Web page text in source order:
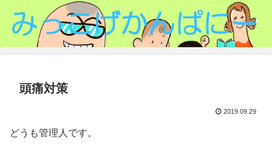
頭痛対策
2019.09.29
どうも管理人です。